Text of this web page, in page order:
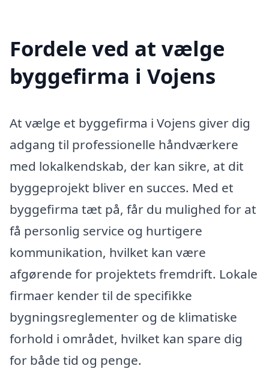
Fordele ved at vælge
byggefirma i Vojens
At vælge et byggefirma i Vojens giver dig
adgang til professionelle håndværkere
med lokalkendskab, der kan sikre, at dit
byggeprojekt bliver en succes. Med et
byggefirma tæt på, får du mulighed for at
få personlig service og hurtigere
kommunikation, hvilket kan være
afgørende for projektets fremdrift. Lokale
firmaer kender til de specifikke
bygningsreglementer og de klimatiske
forhold i området, hvilket kan spare dig
for både tid og penge.